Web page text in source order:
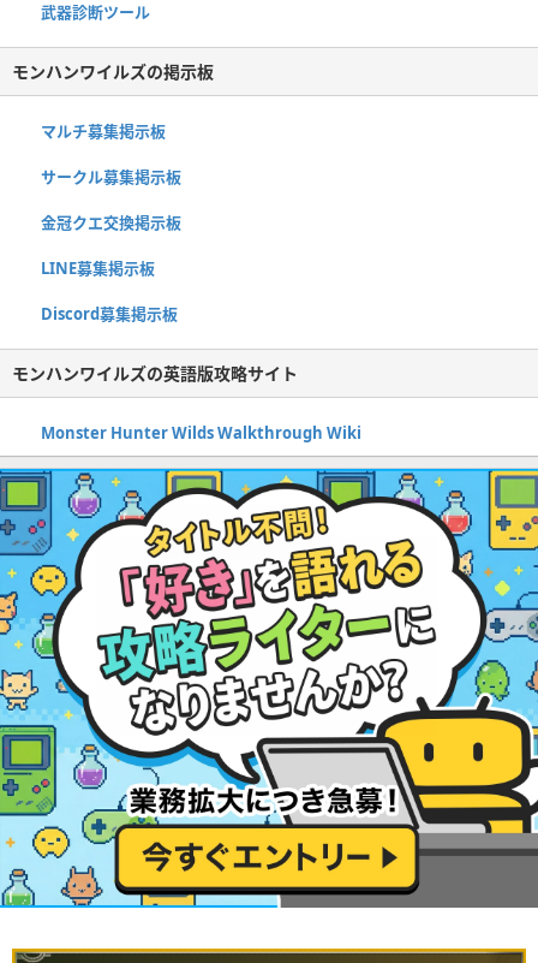
武器診断ツール
モンハンワイルズの掲示板
マルチ募集掲示板
サークル募集掲示板
金冠クエ交換掲示板
LINE募集掲示板
Discord募集掲示板
モンハンワイルズの英語版攻略サイト
Monster Hunter Wilds Walkthrough Wiki